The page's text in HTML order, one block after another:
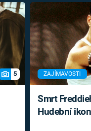
5 ZAJÍMAVOSTI
Smrt
Hudební